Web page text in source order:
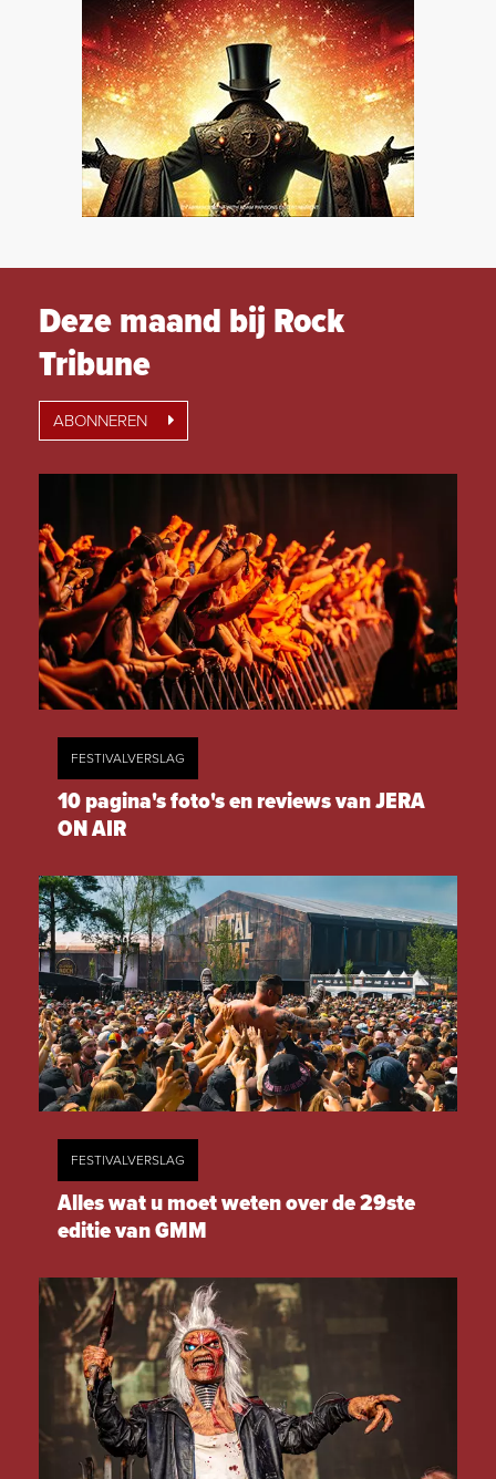
Deze maand bij Rock
Tribune
ABONNEREN
FESTIVALVERSLAG
10 pagina's foto's en reviews van JERA
ON AIR
FESTIVALVERSLAG
Alles wat u moet weten over de 29ste
editie van GMM